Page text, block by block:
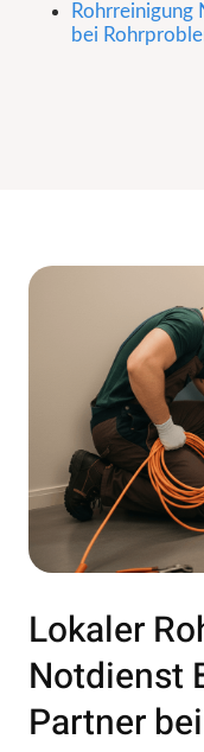
Rohrreinigung
bei
Lokaler
Notdienst
Partner